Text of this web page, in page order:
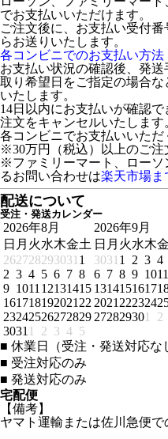
でお支払いいただけます。
ご注文後に、お支払い受付
らお送りいたします。
各コンビニでのお支払い方法
お支払い状況の確認後、発
取り希望日をご指定の場合
いたします。
14日以内にお支払いが確認
注文をキャンセルいたします
各コンビニでお支払いいただ
※30万円（税込）以上のご注
※ファミリーマート、ローソ
るお問い合わせは楽天市場ま
配送について
受注・発送カレンダー
2026年8月
日 月 火水木金土
262728293031 1
2 3 4 5 6 7 8
9 1011 12131415
161718192021 22
23242526272829
3031 1 2 3 4 5
2026年9月
日 月 火水木金
3031 1 2 3 4
6 7 8 9 1011
1314151617
2021 222324
272829301 2
■ 休業日（受注・発送対応な
■ 受注対応のみ
■ 発送対応のみ
宅配便
【備考】
ヤマト運輸または佐川急便で